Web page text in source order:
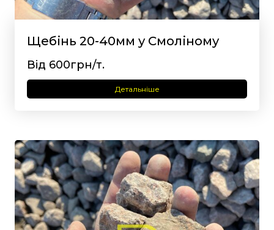
Щебінь 20-40мм у Смоліному
Від 600грн/т.
Детальніше